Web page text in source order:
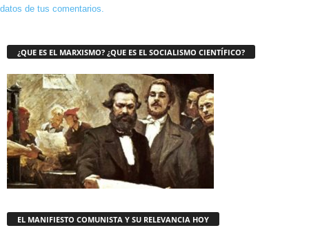
datos de tus comentarios.
¿QUE ES EL MARXISMO? ¿QUE ES EL SOCIALISMO CIENTÍFICO?
EL MANIFIESTO COMUNISTA Y SU RELEVANCIA HOY